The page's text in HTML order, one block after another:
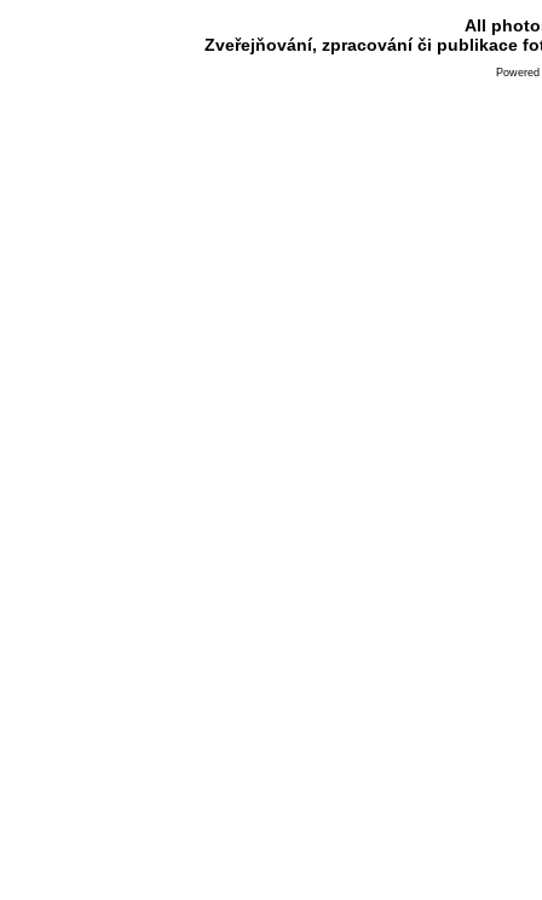
All
Zveřejňování, zpracování či publikace